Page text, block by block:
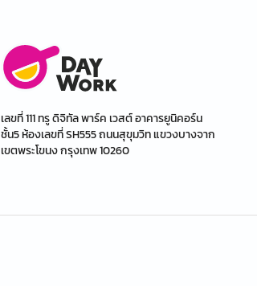
เลขที่ 111 ทรู ดิจิทัล พาร์ค เวสต์ อาคารยูนิคอร์น
ชั้น5 ห้องเลขที่ SH555 ถนนสุขุมวิท แขวงบางจาก
เขตพระโขนง กรุงเทพ 10260